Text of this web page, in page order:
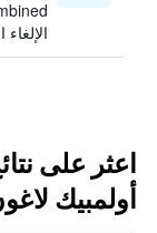
اعثر على
أولمبيك